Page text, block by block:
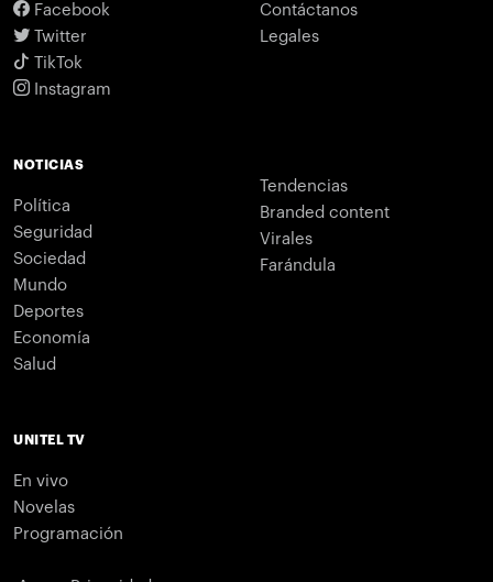
Facebook
Twitter
TikTok
Instagram
Contáctanos
Legales
NOTICIAS
Política
Seguridad
Sociedad
Mundo
Deportes
Economía
Salud
Tendencias
Branded content
Virales
Farándula
UNITEL TV
En vivo
Novelas
Programación